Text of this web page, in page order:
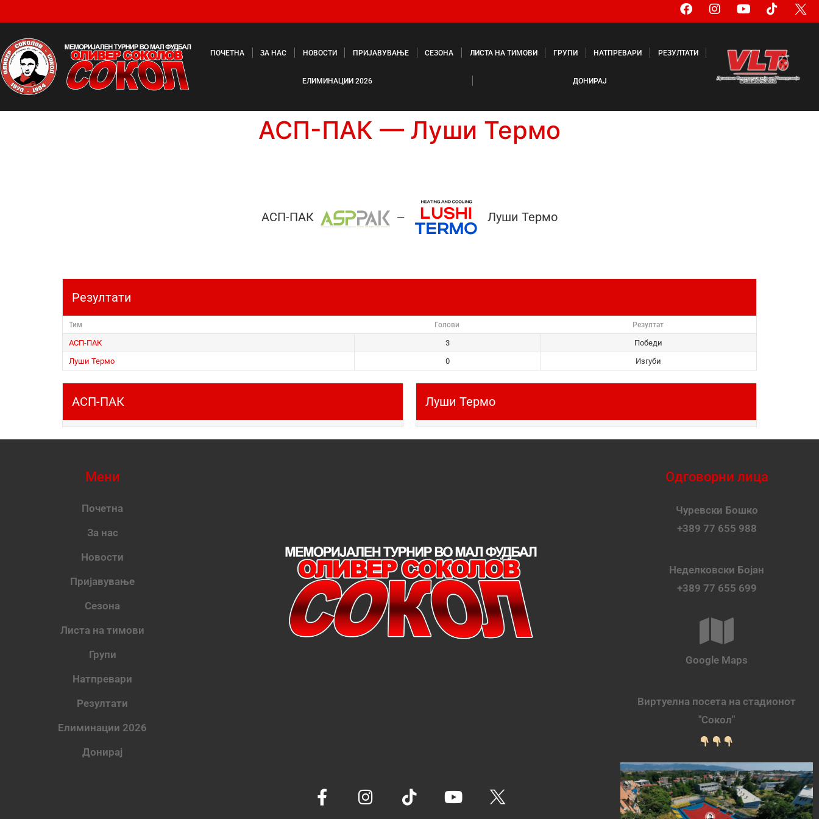
ПОЧЕТНА ЗА НАС НОВОСТИ ПРИЈАВУВАЊЕ СЕЗОНА ЛИСТА НА ТИМОВИ ГРУПИ НАТПРЕВАРИ РЕЗУЛТАТИ
ЕЛИМИНАЦИИ 2026 ДОНИРАЈ
АСП-ПАК — Луши Термо
АСП-ПАК — Луши Термо
Резултати
Тим Голови Резултат
АСП-ПАК 3
Победи
Луши Термо
0 Изгуби
АСП-ПАК Луши Термо
Мени
Почетна
За нас
Новости
Пријавување
Сезона
Листа на тимови
Групи
Натпревари
Резултати
Елиминации 2026
Донирај
Одговорни лица
Чуревски Бошко
+389 77 655 988
Неделковски Бојан
+389 77 655 699
Google Maps
Виртуелна посета на стадионот
"Сокол"